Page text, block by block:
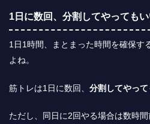
1日に数回、分割してやっても
1日1時間、まとまった時間を確保す
よね。
筋トレは1日に数回、 分割してやっ
ただし、同日に2回やる場合は数時